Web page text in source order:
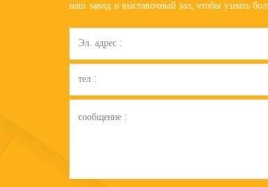
наш завод и выставочный зал, чтобы узнать